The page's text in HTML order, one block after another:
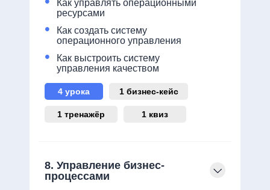
Как управлять операционными
ресурсами
Как создать систему
операционного управления
•
Как выстроить систему
управления качеством
•
1 бизнес-кейс
1 квиз
1 тренажёр
4 урока
8. Управление бизнес-
процессами